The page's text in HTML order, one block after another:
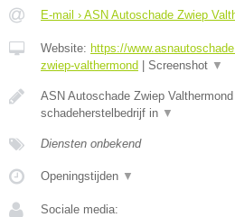
E-mail › ASN Autoschade Zwiep
Website: https://
zwiep-valthermond
Screenshot ▼
ASN Autoschade Zwiep
schadeherstelbedrijf in ▼
Diensten onbekend
Openingstijden ▼
Sociale media: